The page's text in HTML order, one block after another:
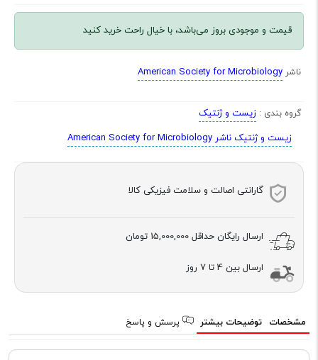
قیمت و موجودی بروز می‌باشد، با خیال راحت خرید کنید
ناشر American Society for Microbiology
گروه بندی : زیست و ژنتیک
زیست و ژنتیک ناشر American Society for Microbiology
گارانتی اصالت و سلامت فیزیکی کالا
ارسال رایگان حداقل 15,000,000 تومان
ارسال بین 4 تا 7 روز
مشخصات توضیحات بیشتر پرسش و پاسخ